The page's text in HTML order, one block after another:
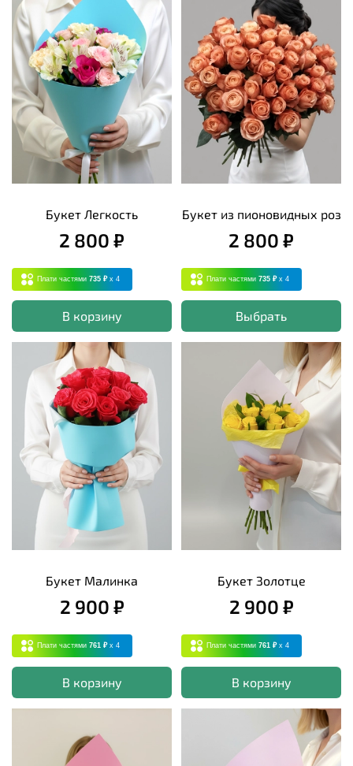
Букет Легкость
2 800 ₽
Плати частями 735 ₽ x 4
В корзину
Букет из пионовидных роз
2 800 ₽
Плати частями 735 ₽ x 4
Выбрать
Букет Малинка
2 900 ₽
Плати частями 761 ₽ x 4
В корзину
Букет Золотце
2 900 ₽
Плати частями 761 ₽ x 4
В корзину